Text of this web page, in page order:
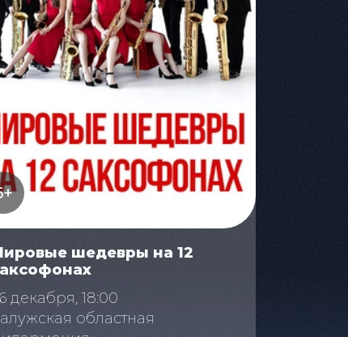
шедевры на 12
декабря, 18:00
областная